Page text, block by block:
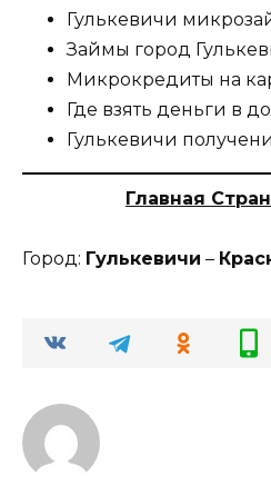
Гулькевичи
Займы город
Микрокредиты на
Где взять деньги в
Гулькевичи
Главная
Город: Гулькевичи –